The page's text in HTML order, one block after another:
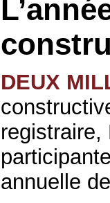
DEUX
annuelle